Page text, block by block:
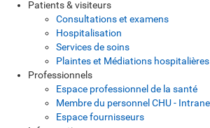
Patients & visiteurs
Consultations et examens
Hospitalisation
Services de soins
Plaintes et Médiations hospitalières
Professionnels
Espace professionnel de la santé
Membre du personnel CHU -
Espace fournisseurs